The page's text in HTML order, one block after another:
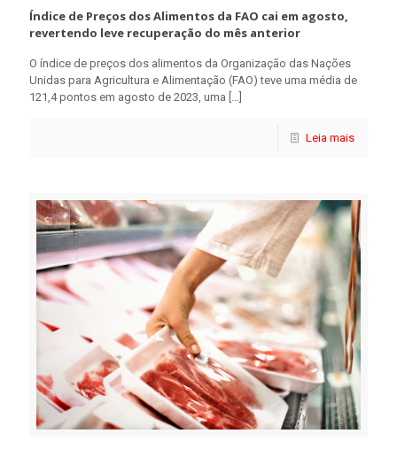
Índice de Preços dos Alimentos da FAO cai em agosto,
revertendo leve recuperação do mês anterior
O índice de preços dos alimentos da Organização das Nações
Unidas para Agricultura e Alimentação (FAO) teve uma média de
121,4 pontos em agosto de 2023, uma […]
Leia mais